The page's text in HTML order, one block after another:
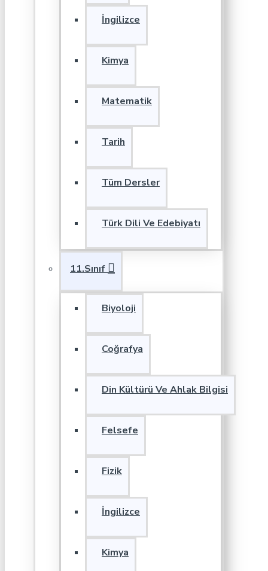
İngilizce
Kimya
Matematik
Tarih
Tüm Dersler
Türk Dili Ve Edebiyatı
11.Sınıf
Biyoloji
Coğrafya
Din Kültürü Ve Ahlak Bilgisi
Felsefe
Fizik
İngilizce
Kimya